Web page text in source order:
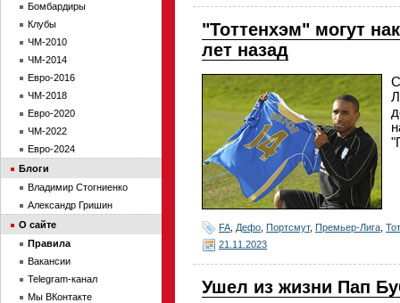
"Тоттенхэм" могут
лет назад
FA Дефо Портсмут, Премьер-Лига
21.11.2023
Ушел из жизни Пап
Бомбардиры
Клубы
ЧМ-2010
ЧМ-2014
Евро-2016
ЧМ-2018
Евро-2020
ЧМ-2022
Евро-2024
Блоги
Владимир Стогниенко
Александр Гришин
О сайте
Правила
Вакансии
Telegram-канал
Мы ВКонтакте